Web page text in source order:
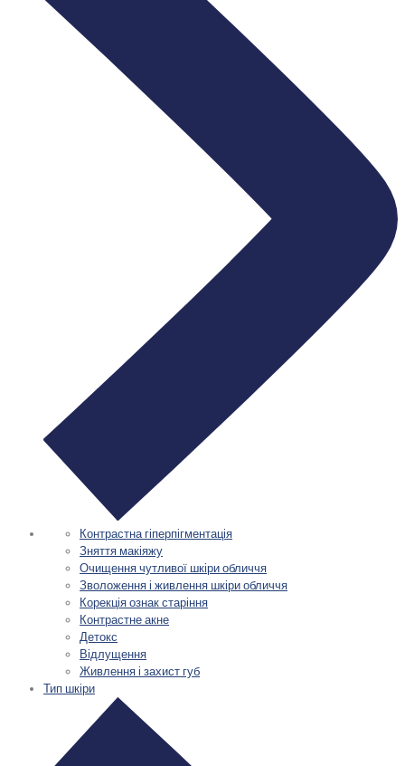
Контрастна гіперпігментація
Зняття макіяжу
Очищення чутливої шкіри обличчя
Зволоження і живлення шкіри обличчя
Корекція ознак старіння
Контрастне акне
Детокс
Відлущення
Живлення і захист губ
Тип шкіри